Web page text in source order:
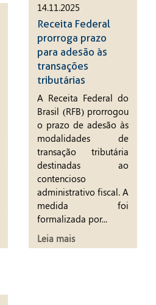
14.11.2025
Receita Federal
prorroga prazo
para adesão às
transações
tributárias
A Receita Federal do
Brasil (RFB) prorrogou
o prazo de adesão às
modalidades de
transação tributária
destinadas ao
contencioso
administrativo fiscal. A
medida foi
formalizada por...
Leia mais